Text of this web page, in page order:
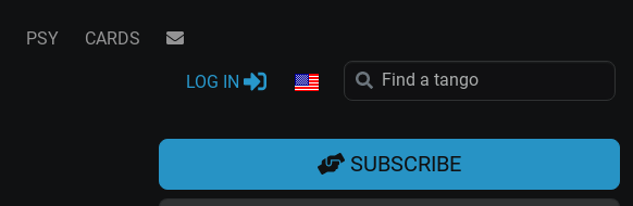
PSY CARDS
LOG IN
SUBSCRIBE